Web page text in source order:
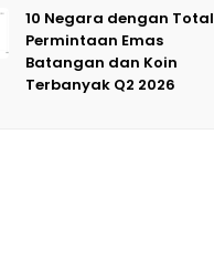
10 Negara dengan Total
Permintaan Emas
Batangan dan Koin
Terbanyak Q2 2026